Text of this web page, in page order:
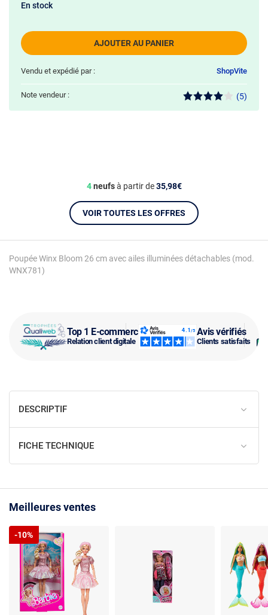
Top 1 E-commerce
Relation client digitale
Avis vérifiés
Clients satisfaits
Poupée Winx Bloom 26 cm avec ailes illuminées détachables (mod.
WNX781)
AJOUTER AU PANIER
En stock
Vendu et expédié par : ShopVite
Note vendeur : (5)
4neufsà partir de35,98€
VOIR TOUTES LES OFFRES
DESCRIPTIF
FICHE TECHNIQUE
Meilleures ventes
-10%